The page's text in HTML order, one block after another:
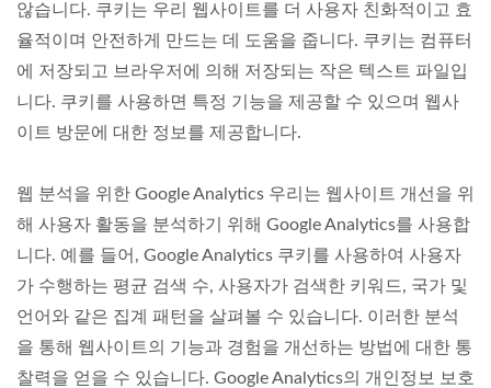
않습니다. 쿠키는 우리 웹사이트를 더 사용자 친화적이고 효
율적이며 안전하게 만드는 데 도움을 줍니다. 쿠키는 컴퓨터
에 저장되고 브라우저에 의해 저장되는 작은 텍스트 파일입
니다. 쿠키를 사용하면 특정 기능을 제공할 수 있으며 웹사
이트 방문에 대한 정보를 제공합니다.
웹 분석을 위한 Google Analytics 우리는 웹사이트 개선을 위
해 사용자 활동을 분석하기 위해 Google Analytics를 사용합
니다. 예를 들어, Google Analytics 쿠키를 사용하여 사용자
가 수행하는 평균 검색 수, 사용자가 검색한 키워드, 국가 및
언어와 같은 집계 패턴을 살펴볼 수 있습니다. 이러한 분석
을 통해 웹사이트의 기능과 경험을 개선하는 방법에 대한 통
찰력을 얻을 수 있습니다. Google Analytics의 개인정보 보호